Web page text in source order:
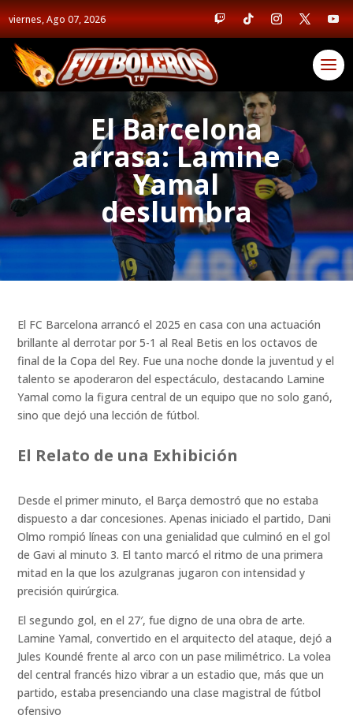
viernes, Ago 07, 2026
El Barcelona
arrasa: Lamine
Yamal
deslumbra
El FC Barcelona arrancó el 2025 en casa con una actuación
brillante al derrotar por 5-1 al Real Betis en los octavos de
final de la Copa del Rey. Fue una noche donde la juventud y el
talento se apoderaron del espectáculo, destacando Lamine
Yamal como la figura central de un equipo que no solo ganó,
sino que dejó una lección de fútbol.
El Relato de una Exhibición
Desde el primer minuto, el Barça demostró que no estaba
dispuesto a dar concesiones. Apenas iniciado el partido, Dani
Olmo rompió líneas con una genialidad que culminó en el gol
de Gavi al minuto 3. El tanto marcó el ritmo de una primera
mitad en la que los azulgranas jugaron con intensidad y
precisión quirúrgica.
El segundo gol, en el 27′, fue digno de una obra de arte.
Lamine Yamal, convertido en el arquitecto del ataque, dejó a
Jules Koundé frente al arco con un pase milimétrico. La volea
del central francés hizo vibrar a un estadio que, más que un
partido, estaba presenciando una clase magistral de fútbol
ofensivo